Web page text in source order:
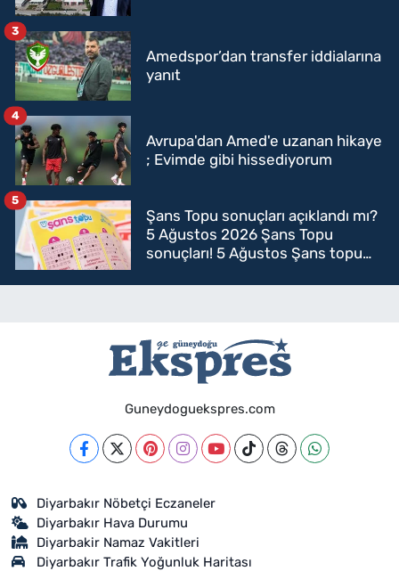
Amedspor’dan transfer iddialarına
yanıt
3
Avrupa'dan Amed'e uzanan hikaye
; Evimde gibi hissediyorum
4
Şans Topu sonuçları açıklandı mı?
5 Ağustos 2026 Şans Topu
sonuçları! 5 Ağustos Şans topu
5
Guneydoguekspres.com
Diyarbakır Nöbetçi Eczaneler
Diyarbakır Hava Durumu
Diyarbakir Namaz Vakitleri
Diyarbakır Trafik Yoğunluk Haritası